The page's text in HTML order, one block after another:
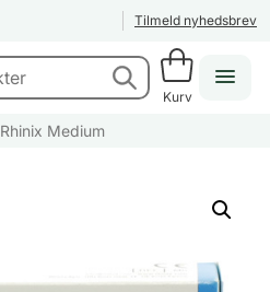
Tilmeld nyhedsbrev
Kurv
Rhinix Medium